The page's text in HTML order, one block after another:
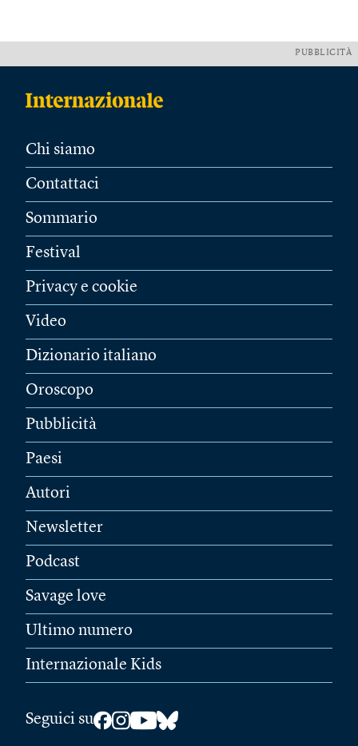
PUBBLICITÀ
Chi siamo
Contattaci
Sommario
Festival
Privacy e cookie
Video
Dizionario italiano
Oroscopo
Pubblicità
Paesi
Autori
Newsletter
Podcast
Savage love
Ultimo numero
Internazionale Kids
Seguici su